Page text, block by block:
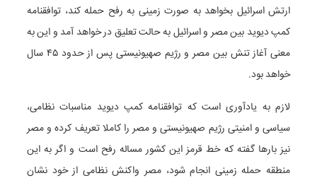
ارتش اسرائیل بخواهد به صورت زمینی به رفح حمله کند، توافقنامه
کمپ دیوید بین مصر و اسرائیل به حالت تعلیق در خواهد آمد و این به
معنی آغاز تنش بین مصر و رژیم صهیونیستی پس از حدود ۴۵ سال
خواهد بود.
لازم به یادآوری است که توافقنامه کمپ دیوید مناسبات نظامی،
سیاسی و امنیتی رژیم صهیونیستی و مصر را کاملا تعریف کرده و مصر
نیز بار‌ها گفته که خط قرمز این کشور مساله رفح است و اگر به این
منطقه حمله زمینی انجام شود، مصر واکنش نظامی از خود نشان